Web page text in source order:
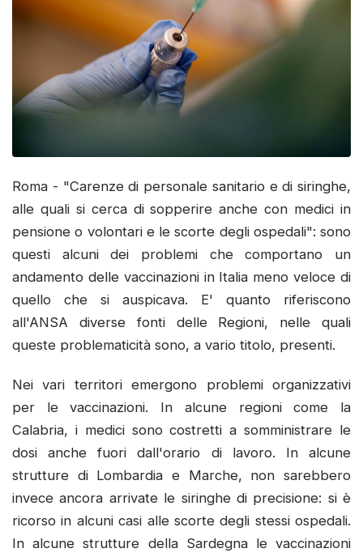
Roma - "Carenze di personale sanitario e di siringhe,
alle quali si cerca di sopperire anche con medici in
pensione o volontari e le scorte degli ospedali": sono
questi alcuni dei problemi che comportano un
andamento delle vaccinazioni in Italia meno veloce di
quello che si auspicava. E' quanto riferiscono
all'ANSA diverse fonti delle Regioni, nelle quali
queste problematicità sono, a vario titolo, presenti.
Nei vari territori emergono problemi organizzativi
per le vaccinazioni. In alcune regioni come la
Calabria, i medici sono costretti a somministrare le
dosi anche fuori dall'orario di lavoro. In alcune
strutture di Lombardia e Marche, non sarebbero
invece ancora arrivate le siringhe di precisione: si è
ricorso in alcuni casi alle scorte degli stessi ospedali.
In alcune strutture della Sardegna le vaccinazioni